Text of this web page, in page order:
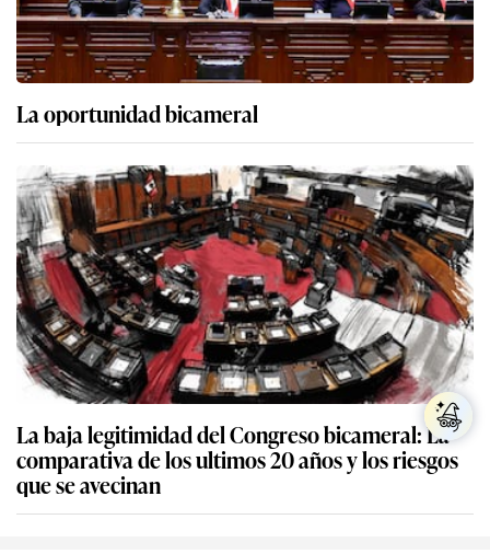
La oportunidad bicameral
La baja legitimidad del Congreso bicameral: La
comparativa de los ultimos 20 años y los riesgos
que se avecinan